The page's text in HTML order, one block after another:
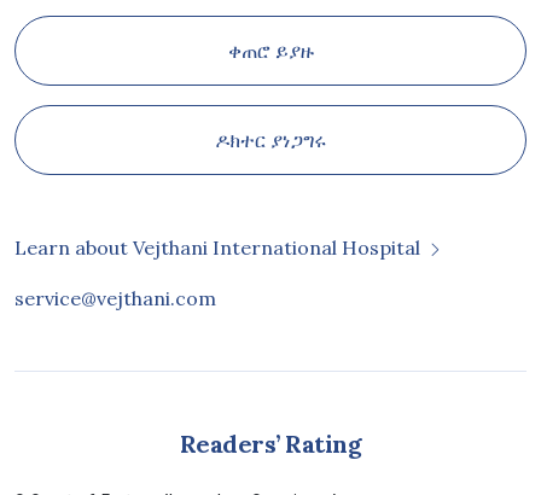
ቀጠሮ ይያዙ
ዶክተር ያነጋግሩ
Learn about Vejthani International Hospital
service@vejthani.com
Readers’ Rating